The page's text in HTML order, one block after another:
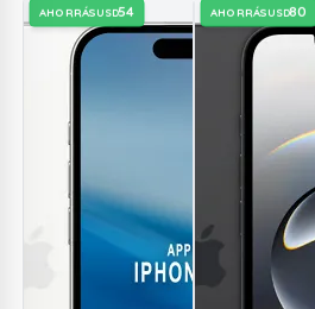
AHORRÁSUSD54 AHORRÁSUSD80